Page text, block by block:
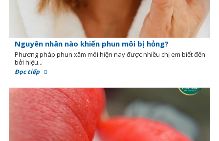
Nguyên nhân nào khiến phun môi bị hỏng?
Phương pháp phun xăm môi hiện nay được nhiều chị em biết đến
bởi hiệu...
Đọc tiếp